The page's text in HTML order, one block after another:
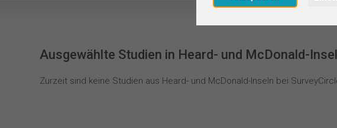
Ausgewählte Studien in Heard- und McDonald-
Zurzeit sind keine Studien aus Heard- und McDonald-Inseln bei